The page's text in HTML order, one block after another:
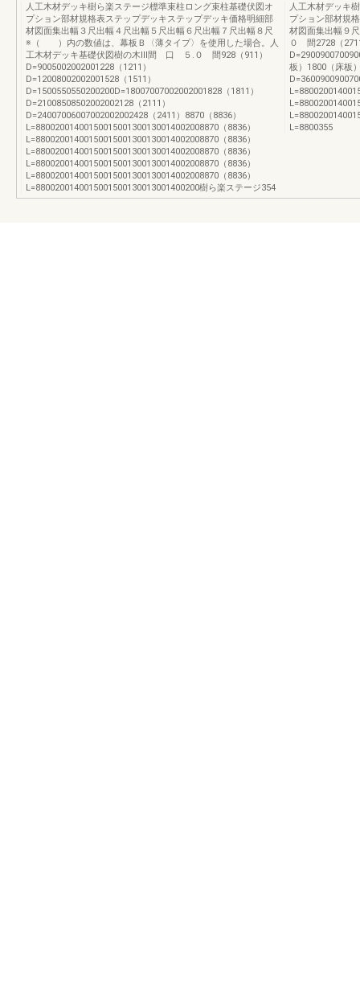
人工木材デッキ樹ら楽ステージ標準束柱ロング束柱基礎伏図オ
プション部材規格表ステップデッキステップデッキ価格明細部
材図面集出幅３尺出幅４尺出幅５尺出幅６尺出幅７尺出幅８尺
※（ ）内の数値は、幕板Ｂ〈薄タイプ〉を使用した場合。人
工木材デッキ基礎伏図樹の木Ⅲ間 口 ５.０ 間928（911）
D=9005002002001228（1211）
D=12008002002001528（1511）
D=1500550550200200D=18007007002002001828（1811）
D=21008508502002002128（2111）
D=24007006007002002002428（2411）8870（8836）
L=88002001400150015001300130014002008870（8836）
L=88002001400150015001300130014002008870（8836）
L=88002001400150015001300130014002008870（8836）
L=88002001400150015001300130014002008870（8836）
L=88002001400150015001300130014002008870（8836）
L=8800200140015001500130013001400200樹ら楽ステージ354
人工木材デッキ
プション部材規
材図面集出幅９
０ 間2728（
板）1800（床板
L=8800355